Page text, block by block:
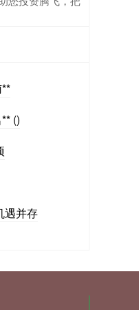
()
遇并存